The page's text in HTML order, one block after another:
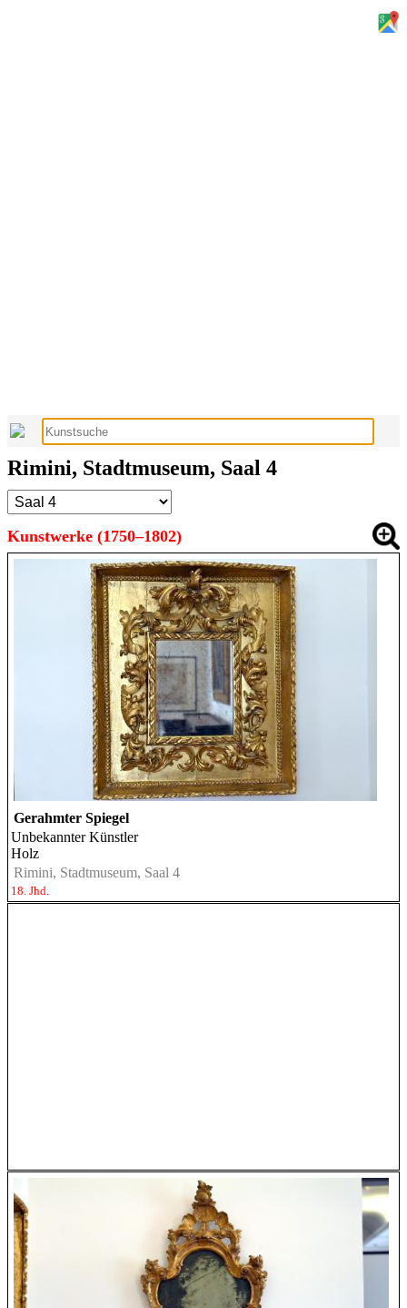
Rimini, Stadtmuseum, Saal 4
Kunstwerke (1750–1802)
Gerahmter Spiegel
Unbekannter Künstler
Holz
Rimini, Stadtmuseum, Saal 4
18. Jhd.